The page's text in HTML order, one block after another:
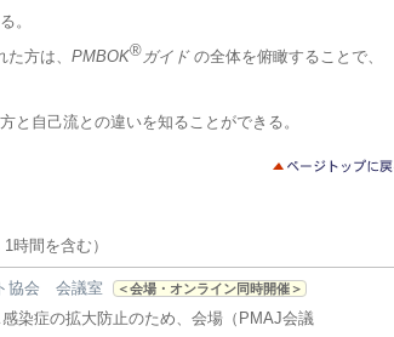
。
方は、 PMBOK®ガイドの全体を俯瞰することで、
と自己流との違いを知ることができる。
時間を含む）
協会 会議室 ＜会場・オンライン同時開催＞
染症の拡大防止のため、会場（PMAJ会議